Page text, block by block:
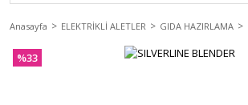
Anasayfa ELEKTRİKLİ ALETLER GIDA HAZIRLAMA
%33